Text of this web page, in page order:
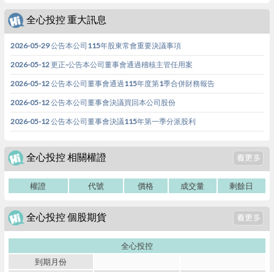
全心投控 重大訊息
2026-05-29 公告本公司115年股東常會重要決議事項
2026-05-12 更正-公告本公司董事會通過稽核主管任用案
2026-05-12 公告本公司董事會通過115年度第1季合併財務報告
2026-05-12 公告本公司董事會決議買回本公司股份
2026-05-12 公告本公司董事會決議115年第一季分派股利
全心投控 相關權證
權證 代號 價格 成交量 剩餘日
全心投控 個股期貨
全心投控
到期月份